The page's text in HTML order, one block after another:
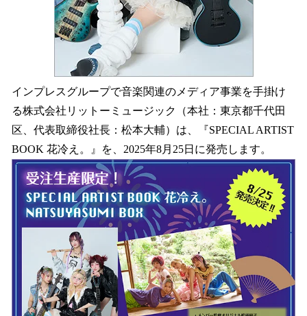
インプレスグループで音楽関連のメディア事業を手掛け
る株式会社リットーミュージック（本社：東京都千代田
区、代表取締役社長：松本大輔）は、『SPECIAL ARTIST
BOOK 花冷え。』を、2025年8月25日に発売します。